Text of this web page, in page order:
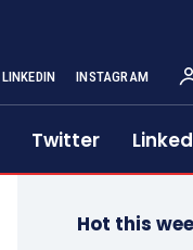
LINKEDIN INSTAGRAM
Twitter
Hot this